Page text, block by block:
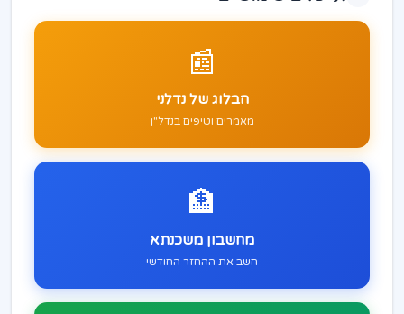
📰
הבלוג של נדלני
מאמרים וטיפים בנדל"ן
🏦
מחשבון משכנתא
חשב את ההחזר החודשי